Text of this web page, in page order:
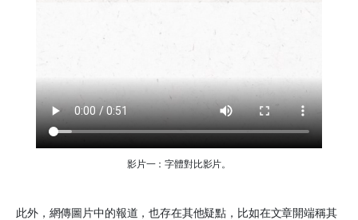
影片一：字體對比影片。
此外，網傳圖片中的報道，也存在其他疑點，比如在文章開端稱其